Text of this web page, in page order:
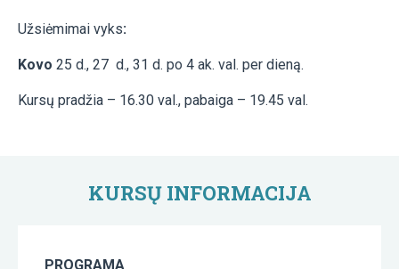
Užsiėmimai vyks:
Kovo 25 d., 27 d., 31 d. po 4 ak. val. per dieną.
Kursų pradžia – 16.30 val., pabaiga – 19.45 val.
KURSŲ INFORMACIJA
PROGRAMA